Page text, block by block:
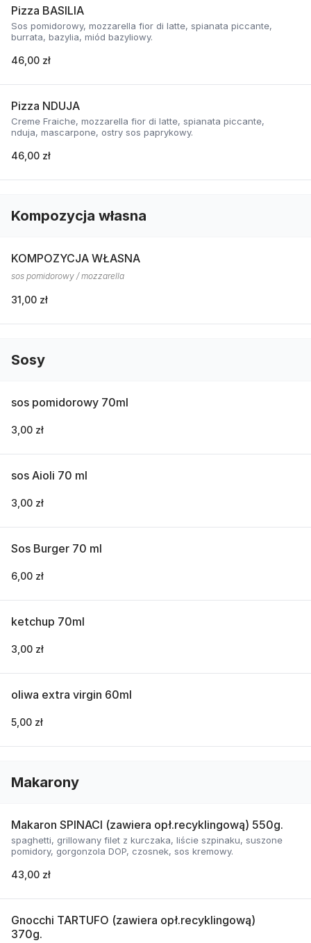
Pizza BASILIA
Sos pomidorowy, mozzarella fior di latte, spianata piccante,
burrata, bazylia, miód bazyliowy.
46,00 zł
Pizza NDUJA
Creme Fraiche, mozzarella fior di latte, spianata piccante,
nduja, mascarpone, ostry sos paprykowy.
46,00 zł
Kompozycja własna
KOMPOZYCJA WŁASNA
sos pomidorowy / mozzarella
31,00 zł
Sosy
sos pomidorowy 70ml
3,00 zł
sos Aioli 70 ml
3,00 zł
Sos Burger 70 ml
6,00 zł
ketchup 70ml
3,00 zł
oliwa extra virgin 60ml
5,00 zł
Makarony
Makaron SPINACI (zawiera opł.recyklingową) 550g.
spaghetti, grillowany filet z kurczaka, liście szpinaku, suszone
pomidory, gorgonzola DOP, czosnek, sos kremowy.
43,00 zł
Gnocchi TARTUFO (zawiera opł.recyklingową)
370g.